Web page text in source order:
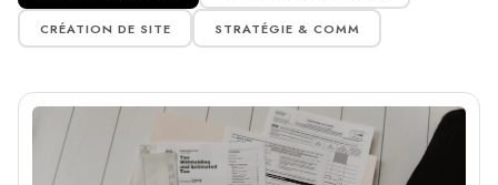
CRÉATION DE SITE STRATÉGIE & COMM